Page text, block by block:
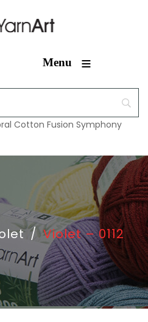
Menu ≡
Cotton Fusion Symphony
/ Violet – 0112